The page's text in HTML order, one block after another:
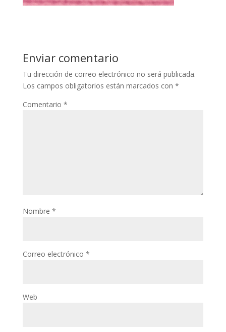
Enviar comentario
Tu dirección de correo electrónico no será publicada.
Los campos obligatorios están marcados con *
Comentario *
Nombre *
Correo electrónico *
Web